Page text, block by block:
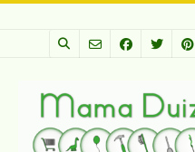
Spring